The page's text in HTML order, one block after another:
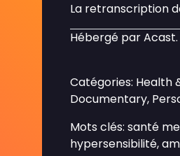
La retranscription
Hébergé par Acast.
Catégories: Health
Documentary,
Mots clés: santé
hypersensibilité,